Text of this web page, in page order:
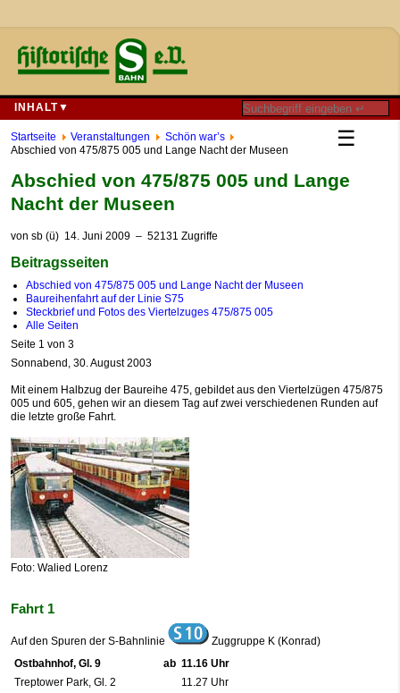
INHALT▼
☰
Startseite Veranstaltungen
Schön war’s
Abschied von 475/875 005 und Lange Nacht der Museen
Abschied von 475/875 005 und Lange
Nacht der Museen
von sb (ü) 14. Juni 2009 – 52131 Zugriffe
Beitragsseiten
Abschied von 475/875 005 und Lange Nacht der Museen
Baureihenfahrt auf der Linie S75
Steckbrief und Fotos des Viertelzuges 475/875 005
Alle Seiten
Seite 1 von 3
Sonnabend, 30. August 2003
Mit einem Halbzug der Baureihe 475, gebildet aus den Viertelzügen 475/875
005 und 605, gehen wir an diesem Tag auf zwei verschiedenen Runden auf
die letzte große Fahrt.
Foto: Walied Lorenz
Fahrt 1
Auf den Spuren der S-Bahnlinie
Zuggruppe K (Konrad)
Ostbahnhof, Gl. 9
ab 11.16 Uhr
Treptower Park, Gl. 2
11.27 Uhr